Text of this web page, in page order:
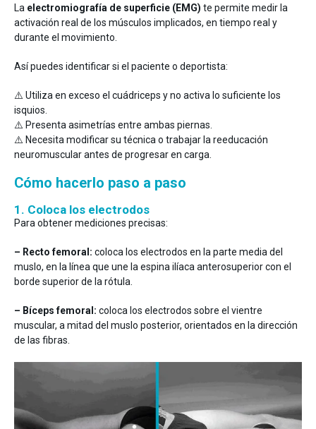
La electromiografía de superficie (EMG) te permite medir la
activación real de los músculos implicados, en tiempo real y
durante el movimiento.
Así puedes identificar si el paciente o deportista:
⚠️ Utiliza en exceso el cuádriceps y no activa lo suficiente los
isquios.
⚠️ Presenta asimetrías entre ambas piernas.
⚠️ Necesita modificar su técnica o trabajar la reeducación
neuromuscular antes de progresar en carga.
Cómo hacerlo paso a paso
1️. Coloca los electrodos
Para obtener mediciones precisas:
– Recto femoral: coloca los electrodos en la parte media del
muslo, en la línea que une la espina ilíaca anterosuperior con el
borde superior de la rótula.
– Bíceps femoral: coloca los electrodos sobre el vientre
muscular, a mitad del muslo posterior, orientados en la dirección
de las fibras.